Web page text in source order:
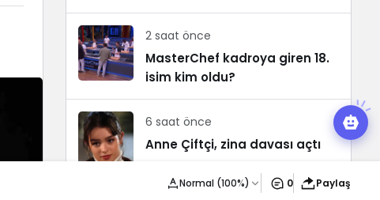
Normal (100%) 0 Paylaş
2 saat önce
MasterChef kadroya giren 18.
isim kim oldu?
6 saat önce
Anne Çiftçi, zina davası açtı